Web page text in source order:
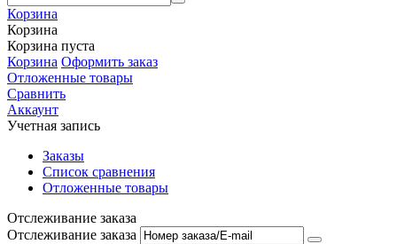
Корзина
Корзина
Корзина пуста
Корзина Оформить заказ
Отложенные товары
Сравнить
Аккаунт
Учетная запись
Заказы
Список сравнения
Отложенные товары
Отслеживание заказа
Отслеживание заказа